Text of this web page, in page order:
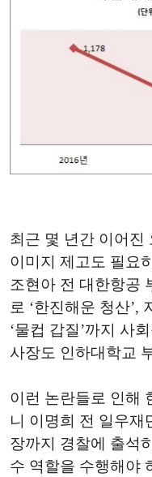
최근 몇 년간 이어진
이미지 제고도 필요
조현아 전 대한항공
로 ‘한진해운 청산’,
‘물컵 갑질’까지 사
사장도 인하대학교
이런 논란들로 인해
니 이명희 전 일우재
장까지 경찰에 출석
수 역할을 수행해야